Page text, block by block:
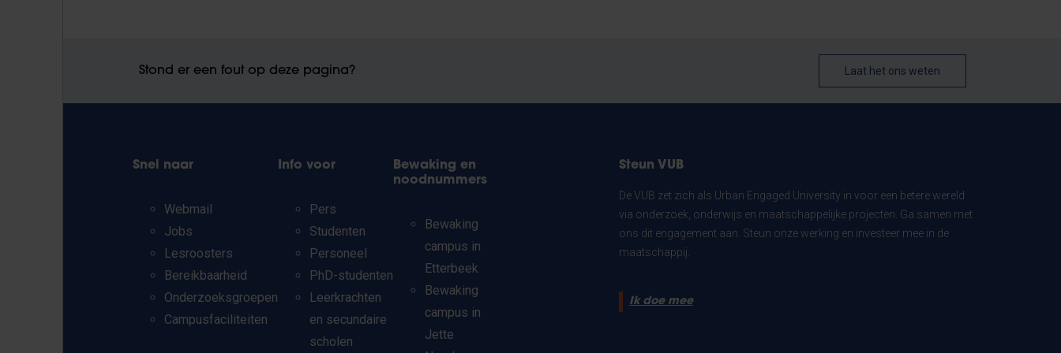
Stond er een fout op deze pagina? Laat het ons weten
Snel naar
Webmail
Jobs
Lesroosters
Bereikbaarheid
Onderzoeksgroepen
Campusfaciliteiten
Info voor
Pers
Studenten
Personeel
PhD-studenten
Leerkrachten
en secundaire
scholen
Bewaking en
noodnummers
Bewaking
campus in
Etterbeek
Bewaking
campus in
Jette
Steun VUB
De VUB zet zich als Urban Engaged University in voor een betere wereld
via onderzoek, onderwijs en maatschappelijke projecten. Ga samen met
ons dit engagement aan. Steun onze werking en investeer mee in de
maatschappij.
Ik doe mee